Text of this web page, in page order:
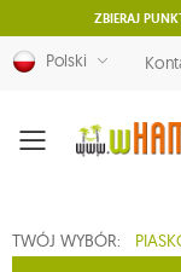
ZBIERAJ
Polski
Menu
TWÓJ WYBÓR: